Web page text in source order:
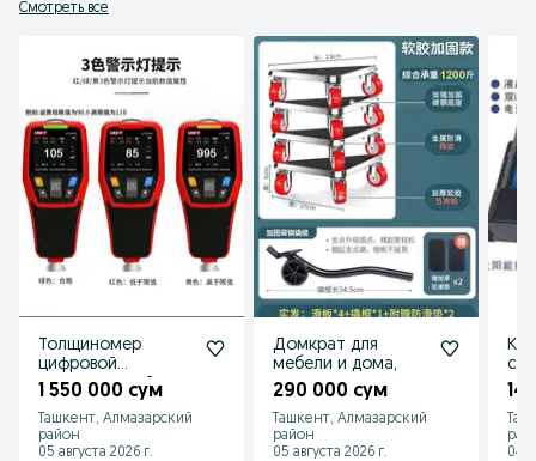
Смотреть все
Толщиномер
цифровой
метолический
“UNIT” Позволяет
точно и быстро
измер
1 550 000 сум
Ташкент, Алмазарский
район
05 августа 2026 г.
Домкрат для
мебели и дома,
290 000 сум
Ташкент, Алмазарский
район
05 августа 2026 г.
04